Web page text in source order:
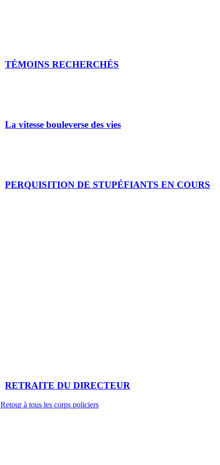
TÉMOINS RECHERCHÉS
La vitesse bouleverse des vies
PERQUISITION DE STUPÉFIANTS EN COURS
RETRAITE DU DIRECTEUR
Retour à tous les corps policiers